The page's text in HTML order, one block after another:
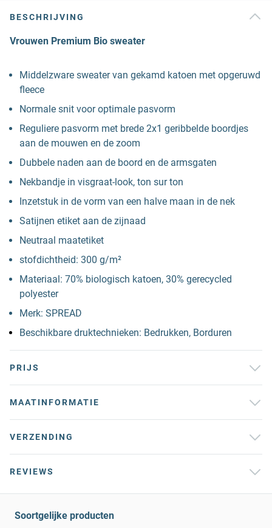
BESCHRIJVING
Vrouwen Premium Bio sweater
Middelzware sweater van gekamd katoen met opgeruwd
fleece
Normale snit voor optimale pasvorm
Reguliere pasvorm met brede 2x1 geribbelde boordjes
aan de mouwen en de zoom
Dubbele naden aan de boord en de armsgaten
Nekbandje in visgraat-look, ton sur ton
Inzetstuk in de vorm van een halve maan in de nek
Satijnen etiket aan de zijnaad
Neutraal maatetiket
stofdichtheid: 300 g/m²
Materiaal: 70% biologisch katoen, 30% gerecycled
polyester
Merk: SPREAD
Beschikbare druktechnieken: Bedrukken, Borduren
PRIJS
MAATINFORMATIE
VERZENDING
REVIEWS
Soortgelijke producten